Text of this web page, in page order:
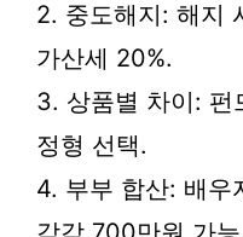
2. 중도해지: 해지
가산세 20%.
3. 상품별 차이: 펀
정형 선택.
4. 부부 합산: 배우